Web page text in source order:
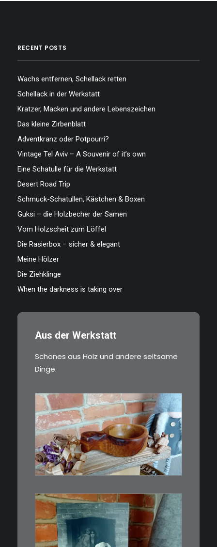
RECENT POSTS
Wachs entfernen, Schellack retten
Schellack in der Werkstatt
Kratzer, Macken und andere Lebenszeichen
Das kleine Zirbenblatt
Adventkranz oder Potpourri?
Vintage Tel Aviv – A Souvenir of it’s own
Eine Schatulle für die Werkstatt
Desert Road Trip
Schmuck-Schatullen, Kästchen & Boxen
Guksi – die Holzbecher der Samen
Vom Holzscheit zum Löffel
Die Rasierbox – sicher & elegant
Meine Hölzer
Die Ziehklinge
When the darkness is taking over
Aus der Werkstatt
Schönes aus Holz und andere seltsame
Dinge.
€15,00
Ein Holzbecher im Wikinger-Stil.
Inspiriert…